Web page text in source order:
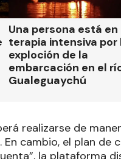
Una persona está en
terapia intensiva por
exploción de la
embarcación en el
Gualeguaychú
realizarse de
cambio, el plan de